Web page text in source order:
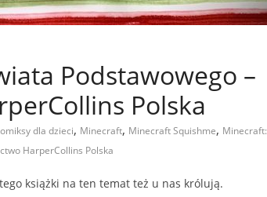
Podstawowego –
Polska
dla dzieci, Minecraft, Minecraft Squishme, Minecraft:
HarperCollins Polska
książki na ten temat też u nas królują.